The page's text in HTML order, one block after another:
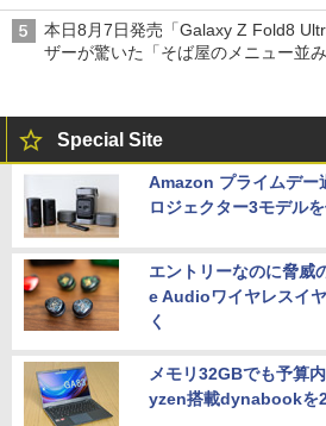
本日8月7日発売「Galaxy Z Fold8
ザーが驚いた「そば屋のメニュー並み
Special Site
Amazon プライムデー
ロジェクター3モデル
エントリーなのに脅
e Audioワイヤレスイ
く
メモリ32GBでも予算
yzen搭載dynabookを